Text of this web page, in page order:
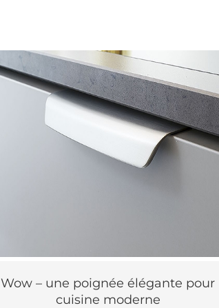
Wow – une poignée élégante pour
cuisine moderne